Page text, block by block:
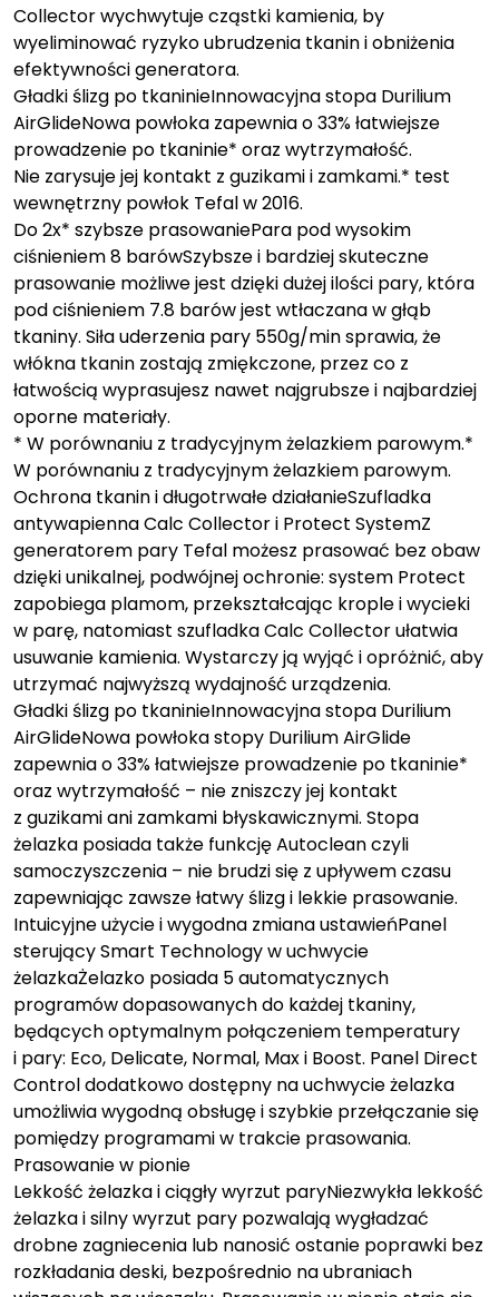
Collector wychwytuje cząstki kamienia, by
wyeliminować ryzyko ubrudzenia tkanin i obniżenia
efektywności generatora.
Gładki ślizg po tkaninieInnowacyjna stopa Durilium
AirGlideNowa powłoka zapewnia o 33% łatwiejsze
prowadzenie po tkaninie* oraz wytrzymałość.
Nie zarysuje jej kontakt z guzikami i zamkami.* test
wewnętrzny powłok Tefal w 2016.
Do 2x* szybsze prasowaniePara pod wysokim
ciśnieniem 8 barówSzybsze i bardziej skuteczne
prasowanie możliwe jest dzięki dużej ilości pary, która
pod ciśnieniem 7.8 barów jest wtłaczana w głąb
tkaniny. Siła uderzenia pary 550g/min sprawia, że
włókna tkanin zostają zmiękczone, przez co z
łatwością wyprasujesz nawet najgrubsze i najbardziej
oporne materiały.
* W porównaniu z tradycyjnym żelazkiem parowym.*
W porównaniu z tradycyjnym żelazkiem parowym.
Ochrona tkanin i długotrwałe działanieSzufladka
antywapienna Calc Collector i Protect SystemZ
generatorem pary Tefal możesz prasować bez obaw
dzięki unikalnej, podwójnej ochronie: system Protect
zapobiega plamom, przekształcając krople i wycieki
w parę, natomiast szufladka Calc Collector ułatwia
usuwanie kamienia. Wystarczy ją wyjąć i opróżnić, aby
utrzymać najwyższą wydajność urządzenia.
Gładki ślizg po tkaninieInnowacyjna stopa Durilium
AirGlideNowa powłoka stopy Durilium AirGlide
zapewnia o 33% łatwiejsze prowadzenie po tkaninie*
oraz wytrzymałość – nie zniszczy jej kontakt
z guzikami ani zamkami błyskawicznymi. Stopa
żelazka posiada także funkcję Autoclean czyli
samoczyszczenia – nie brudzi się z upływem czasu
zapewniając zawsze łatwy ślizg i lekkie prasowanie.
Intuicyjne użycie i wygodna zmiana ustawieńPanel
sterujący Smart Technology w uchwycie
żelazkaŻelazko posiada 5 automatycznych
programów dopasowanych do każdej tkaniny,
będących optymalnym połączeniem temperatury
i pary: Eco, Delicate, Normal, Max i Boost. Panel Direct
Control dodatkowo dostępny na uchwycie żelazka
umożliwia wygodną obsługę i szybkie przełączanie się
pomiędzy programami w trakcie prasowania.
Prasowanie w pionie
Lekkość żelazka i ciągły wyrzut paryNiezwykła lekkość
żelazka i silny wyrzut pary pozwalają wygładzać
drobne zagniecenia lub nanosić ostanie poprawki bez
rozkładania deski, bezpośrednio na ubraniach